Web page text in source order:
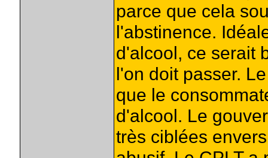
parce que cela
l'abstinence.
d'alcool, ce serait
l'on doit passer.
que le
d'alcool. Le
très ciblées